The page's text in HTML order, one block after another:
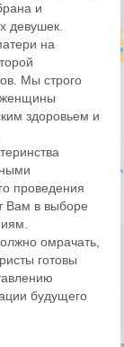
и
девушек.
на
Мы строго
женщины
здоровьем и
проведения
Вам в выборе
омрачать,
готовы
будущего